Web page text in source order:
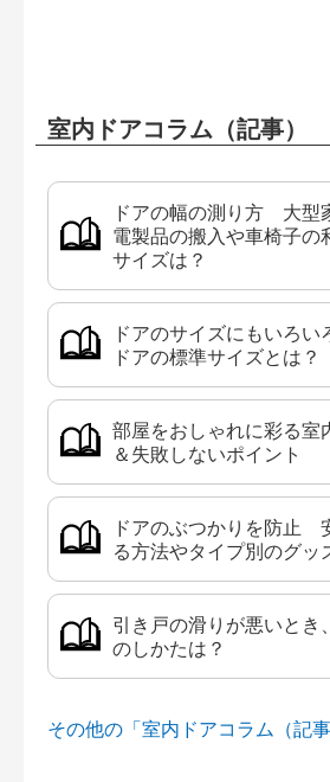
室内ドアコラム（記事）
ドアの幅の測り方 大型
電製品の搬入や車椅子の
サイズは？
ドアのサイズにもいろい
ドアの標準サイズとは？
部屋をおしゃれに彩る室
＆失敗しないポイント
ドアのぶつかりを防止
る方法やタイプ別のグッ
引き戸の滑りが悪いとき
のしかたは？
その他の「室内ドアコラム（記